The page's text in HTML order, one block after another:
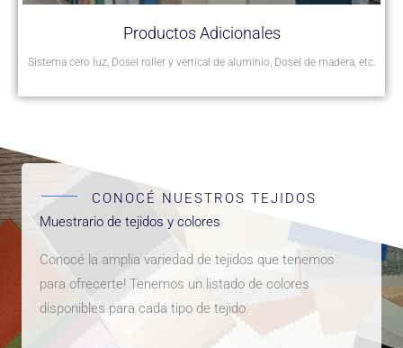
Productos Adicionales
Sistema cero luz, Dosel roller y vertical de aluminio, Dosel de madera, etc.
CONOCÉ NUESTROS TEJIDOS
Muestrario de tejidos y colores
Conocé la amplia variedad de tejidos que tenemos
para ofrecerte! Tenemos un listado de colores
disponibles para cada tipo de tejido.